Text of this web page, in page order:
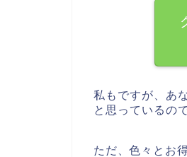
私もですが、あ
と思っているの
ただ、色々とお